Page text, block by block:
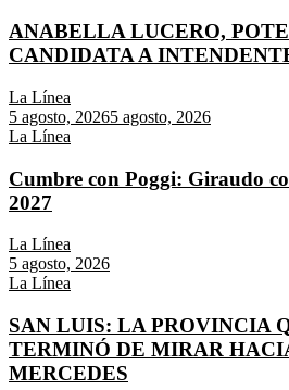
ANABELLA LUCERO,
CANDIDATA A
La Línea
5 agosto, 20265 agosto, 2026
La Línea
Cumbre con Poggi: Giraudo
2027
La Línea
5 agosto, 2026
La Línea
SAN LUIS: LA PROVINCIA
TERMINÓ DE MIRAR
MERCEDES